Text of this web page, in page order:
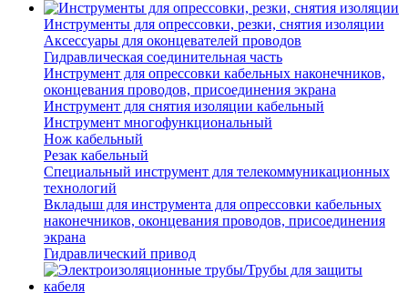
Инструменты для опрессовки, резки, снятия изоляции
Аксессуары для оконцевателей проводов
Гидравлическая соединительная часть
Инструмент для опрессовки кабельных наконечников,
оконцевания проводов, присоединения экрана
Инструмент для снятия изоляции кабельный
Инструмент многофункциональный
Нож кабельный
Резак кабельный
Специальный инструмент для телекоммуникационных
технологий
Вкладыш для инструмента для опрессовки кабельных
наконечников, оконцевания проводов, присоединения
экрана
Гидравлический привод